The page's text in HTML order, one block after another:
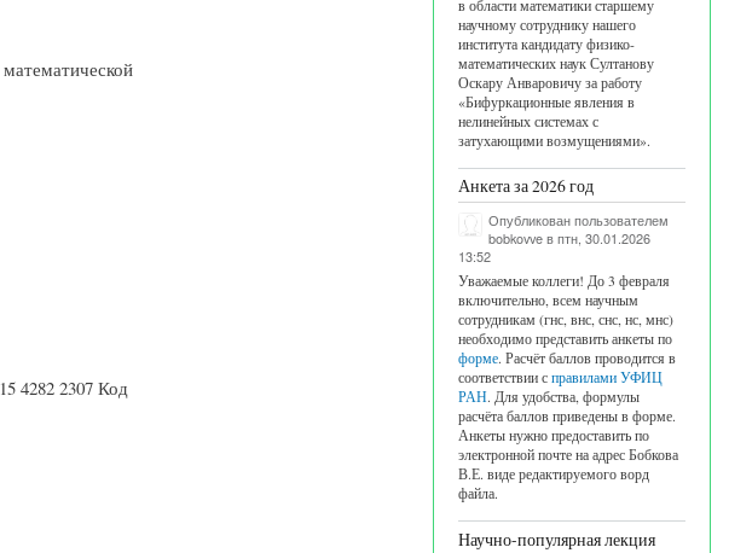
4282 2307 Код
в области математики старшему
научному сотруднику нашего
института кандидату физико-
математических наук Султанову
Оскару Анваровичу за работу
«Бифуркационные явления в
нелинейных системах с
затухающими возмущениями».
Анкета за 2026 год
Опубликован пользователем
bobkovveв птн, 30.01.2026
13:52
Уважаемые коллеги! До 3 февраля
включительно, всем научным
сотрудникам (гнс, внс, снс, нс, мнс)
необходимо представить анкеты по
форме. Расчёт баллов проводится в
соответствии с правилами УФИЦ
РАН. Для удобства, формулы
расчёта баллов приведены в форме.
Анкеты нужно предоставить по
электронной почте на адрес Бобкова
В.Е. виде редактируемого ворд
файла.
Научно-популярная лекция